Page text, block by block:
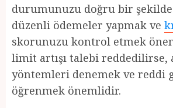
durumunuzu doğru bir
düzenli ödemeler yapmak ve
skorunuzu kontrol etmek
limit artışı talebi
yöntemleri denemek ve reddi
öğrenmek önemlidir.